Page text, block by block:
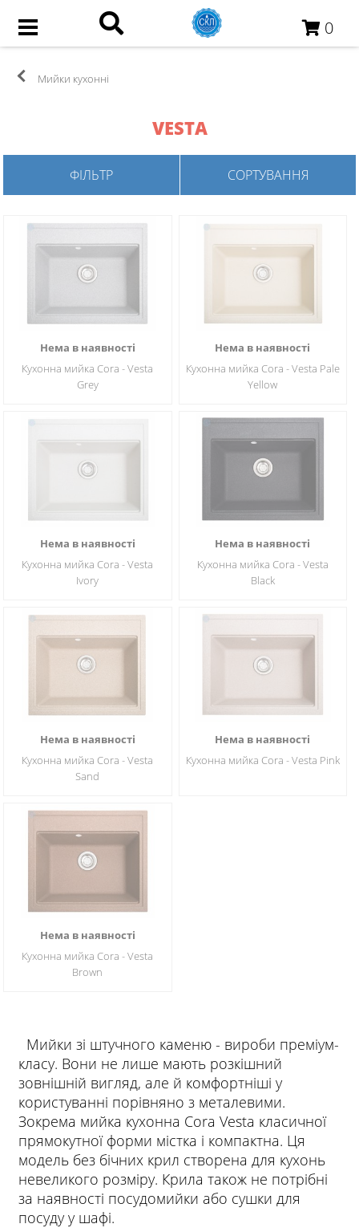
0
Мийки кухонні
VESTA
ФІЛЬТР СОРТУВАННЯ
Нема в наявності
Кухонна мийка Cora - Vesta
Grey
Нема в наявності
Кухонна мийка Cora - Vesta Pale
Yellow
Нема в наявності
Кухонна мийка Cora - Vesta
Ivory
Нема в наявності
Кухонна мийка Cora - Vesta
Black
Нема в наявності
Кухонна мийка Cora - Vesta
Sand
Нема в наявності
Кухонна мийка Cora - Vesta Pink
Нема в наявності
Кухонна мийка Cora - Vesta
Brown
Мийки зі штучного каменю - вироби преміум-
класу. Вони не лише мають розкішний
зовнішній вигляд, але й комфортніші у
користуванні порівняно з металевими.
Зокрема мийка кухонна Cora Vesta класичної
прямокутної форми містка і компактна. Ця
модель без бічних крил створена для кухонь
невеликого розміру. Крила також не потрібні
за наявності посудомийки або сушки для
посуду у шафі.